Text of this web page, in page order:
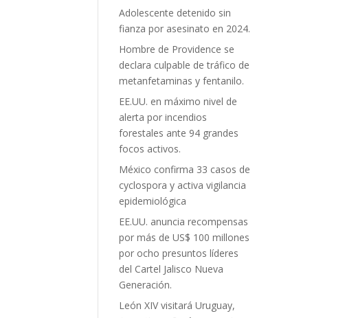
Adolescente detenido sin
fianza por asesinato en 2024.
Hombre de Providence se
declara culpable de tráfico de
metanfetaminas y fentanilo.
EE.UU. en máximo nivel de
alerta por incendios
forestales ante 94 grandes
focos activos.
México confirma 33 casos de
cyclospora y activa vigilancia
epidemiológica
EE.UU. anuncia recompensas
por más de US$ 100 millones
por ocho presuntos líderes
del Cartel Jalisco Nueva
Generación.
León XIV visitará Uruguay,